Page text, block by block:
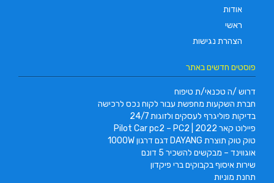
אודות
ראשי
הצהרת נגישות
פוסטים חדשים באתר
דרוש /ה טכנאי/ת טיפוח
חברת השקעות מחפשת עבור לקוח נכס לרכישה
בדיקות פוליגרף לעסקים ולזוגות 24/7
פיילוט קאר 2022 | Pilot Car pc2 – PC2
טוק טוק תוצרת DAYANG דגם דרגון 1000W
אוגווינד – מבקשים להשכיר 5 דונם
שירות איסוף בקבוקים ברי פיקדון
תחנת מוניות